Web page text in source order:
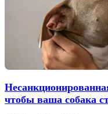
чтобы ваша собака